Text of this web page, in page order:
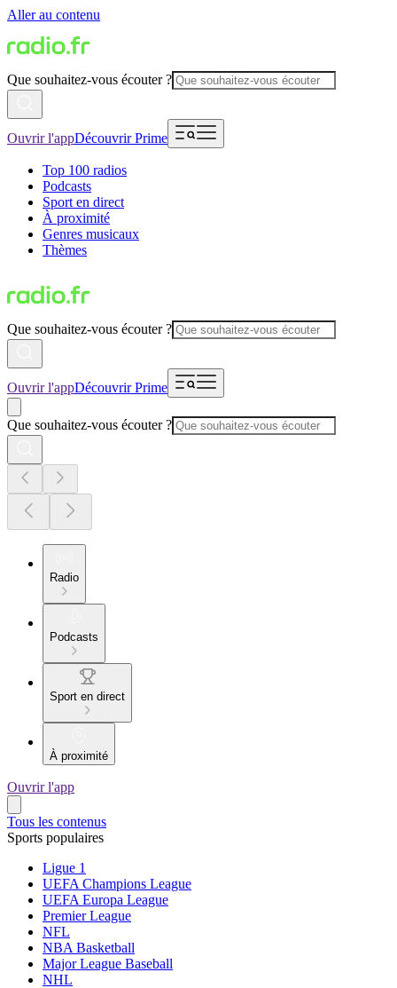
Aller au contenu
Que souhaitez-vous écouter ?
Ouvrir l'appDécouvrir Prime
Top 100 radios
Podcasts
Sport en direct
À proximité
Genres musicaux
Thèmes
Que souhaitez-vous écouter ?
Ouvrir l'appDécouvrir Prime
Que souhaitez-vous écouter ?
Radio
Podcasts
Sport en direct
À proximité
Ouvrir l'app
Tous les contenus
Sports populaires
Ligue 1
UEFA Champions League
UEFA Europa League
Premier League
NFL
NBA Basketball
Major League Baseball
NHL